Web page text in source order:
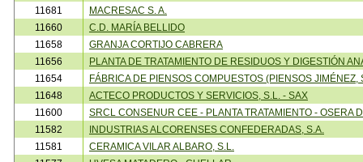
11681
MACRESAC S. A.
11660
C.D. MARÍA BELLIDO
11658
GRANJA CORTIJO CABRERA
11656
PLANTA DE TRATAMIENTO DE RESIDUOS Y DIGESTIÓN
11654
FÁBRICA DE PIENSOS COMPUESTOS (PIENSOS JIMÉNEZ,
11648
ACTECO PRODUCTOS Y SERVICIOS, S.L. - SAX
11600
SRCL CONSENUR CEE - PLANTA TRATAMIENTO - OSERA
11582
INDUSTRIAS ALCORENSES CONFEDERADAS, S.A.
11581
CERAMICA VILAR ALBARO, S.L.